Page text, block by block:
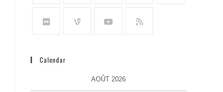
Calendar
AOÛT 2026